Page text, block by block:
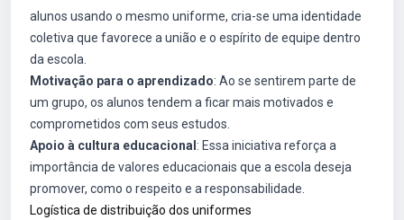
alunos usando o mesmo uniforme, cria-se uma identidade
coletiva que favorece a união e o espírito de equipe dentro
da escola.
Motivação para o aprendizado: Ao se sentirem parte de
um grupo, os alunos tendem a ficar mais motivados e
comprometidos com seus estudos.
Apoio à cultura educacional : Essa iniciativa reforça a
importância de valores educacionais que a escola deseja
promover, como o respeito e a responsabilidade.
Logística de distribuição dos uniformes